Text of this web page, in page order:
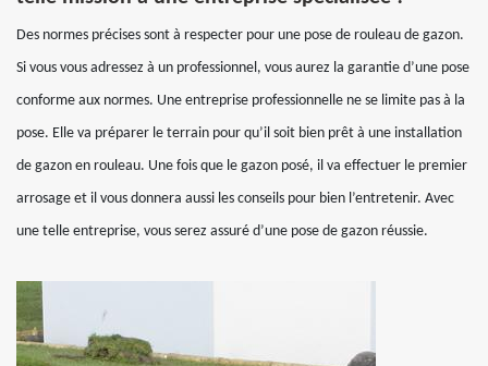
Des normes précises sont à respecter pour une pose de rouleau de gazon.
Si vous vous adressez à un professionnel, vous aurez la garantie d’une pose
conforme aux normes. Une entreprise professionnelle ne se limite pas à la
pose. Elle va préparer le terrain pour qu’il soit bien prêt à une installation
de gazon en rouleau. Une fois que le gazon posé, il va effectuer le premier
arrosage et il vous donnera aussi les conseils pour bien l’entretenir. Avec
une telle entreprise, vous serez assuré d’une pose de gazon réussie.